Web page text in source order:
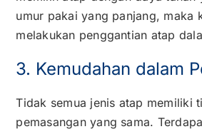
umur pakai yang panjang, maka
melakukan penggantian atap
3. Kemudahan dalam
Tidak semua jenis atap memiliki
pemasangan yang sama.